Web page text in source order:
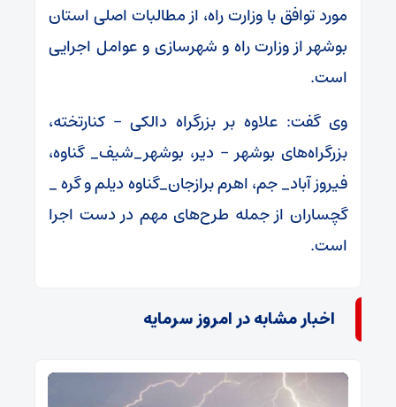
مورد توافق با وزارت راه، از مطالبات اصلی استان
بوشهر از وزارت راه و شهرسازی و عوامل اجرایی
است.
وی گفت: علاوه بر بزرگراه دالکی – کنارتخته،
بزرگراه‌های بوشهر – دیر، بوشهر_شیف_ گناوه،
فیروز آباد_ جم، اهرم برازجان_گناوه دیلم و گره _
گچساران از جمله طرح‌های مهم در دست اجرا
است.
اخبار مشابه در امروز سرمایه